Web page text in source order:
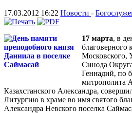
17.03.2012 16:22 Новости -
17 марта, в
благоверного
Московского,
Синода
Геннадий, по
митрополита
Казахстанского Александра,
Литургию в храме во имя святого
Александра Невского поселка